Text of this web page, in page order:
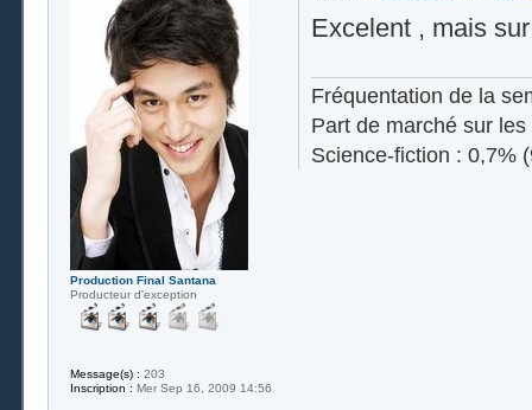
Excelent , mais
Fréquentation de la
Part de marché sur
Science-fiction : 0,7%
Production Final Santana
Producteur d'exception
Message(s) : 203
Inscription : Mer Sep 16, 2009 14:56